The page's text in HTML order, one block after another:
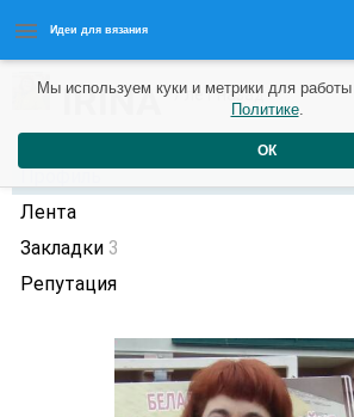
Идеи для вязания
IRINA7 лет назад
Профиль
Лента
Закладки 3
Репутация
Мы используем куки и метрики для работы
Политике.
ОК